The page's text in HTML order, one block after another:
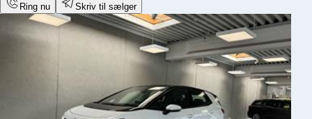
Ring nu Skriv til sælger